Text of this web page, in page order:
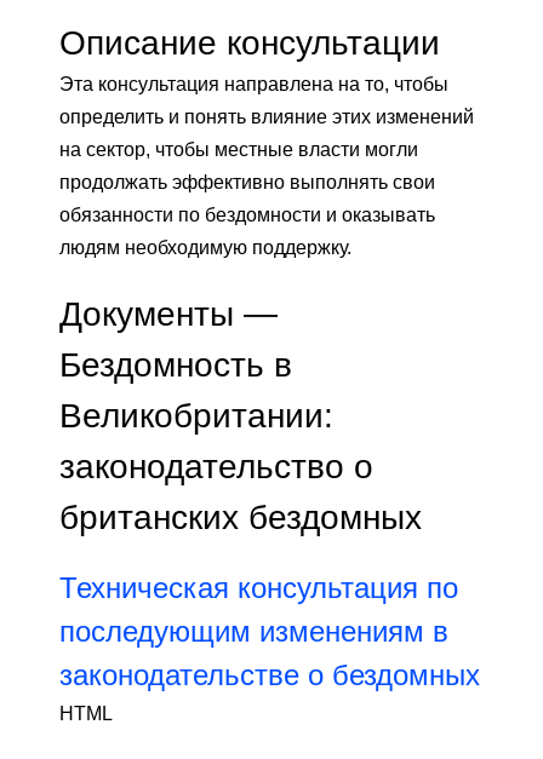
Описание консультации
Эта консультация направлена ​​на то, чтобы
определить и понять влияние этих изменений
на сектор, чтобы местные власти могли
продолжать эффективно выполнять свои
обязанности по бездомности и оказывать
людям необходимую поддержку.
Документы —
Бездомность в
Великобритании:
законодательство о
британских бездомных
Техническая консультация по
последующим изменениям в
законодательстве о бездомных
HTML